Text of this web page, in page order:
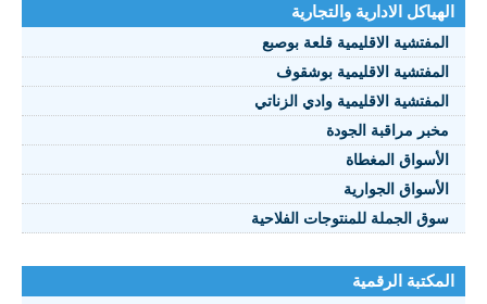
الهياكل الادارية والتجارية
المفتشية الاقليمية قلعة بوصبع
المفتشية الاقليمية بوشقوف
المفتشية الاقليمية وادي الزناتي
مخبر مراقبة الجودة
الأسواق المغطاة
الأسواق الجوارية
سوق الجملة للمنتوجات الفلاحية
المكتبة الرقمية